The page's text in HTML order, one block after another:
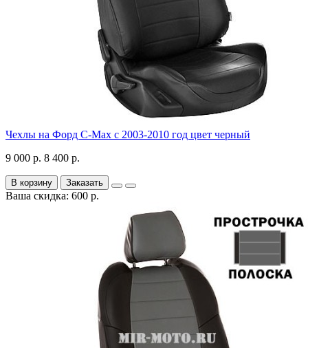
Чехлы на Форд C-Max с 2003-2010 год цвет черный
9 000 р. 8 400 р.
В корзину Заказать
Ваша скидка: 600 р.